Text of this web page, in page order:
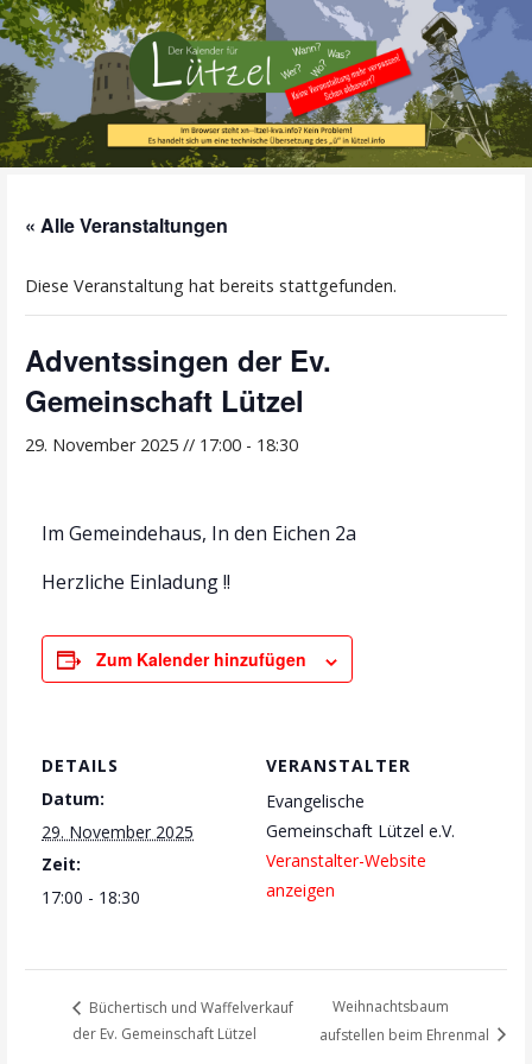
Zum
Inhalt
springen
Lützel
« Alle Veranstaltungen
Diese Veranstaltung hat bereits stattgefunden.
Adventssingen der Ev.
Gemeinschaft Lützel
29. November 2025 // 17:00- 18:30
Im Gemeindehaus, In den Eichen 2a
Herzliche Einladung !!
Zum Kalender hinzufügen
DETAILS
Datum:
29. November 2025
Zeit:
17:00 - 18:30
VERANSTALTER
Evangelische
Gemeinschaft Lützel e.V.
Veranstalter-Website
anzeigen
Büchertisch und Waffelverkauf
der Ev. Gemeinschaft Lützel
Weihnachtsbaum
aufstellen beim Ehrenmal